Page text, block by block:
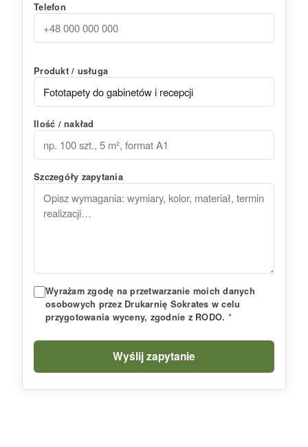
Telefon
Produkt / usługa
Ilość / nakład
Szczegóły zapytania
Wyrażam zgodę na przetwarzanie moich danych
osobowych przez Drukarnię Sokrates w celu
przygotowania wyceny, zgodnie z RODO. *
Wyślij zapytanie